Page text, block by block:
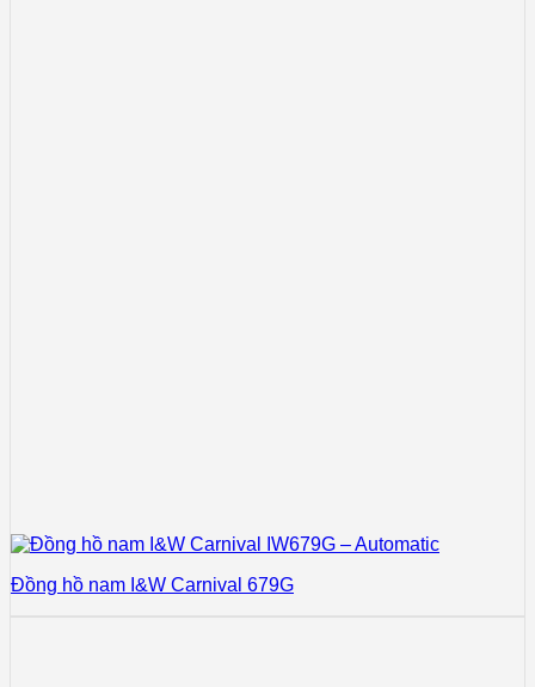
Đồng hồ nam I&W Carnival 679G